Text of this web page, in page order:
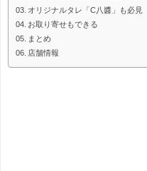
オリジナルタレ「C八醬」も必見
お取り寄せもできる
まとめ
店舗情報